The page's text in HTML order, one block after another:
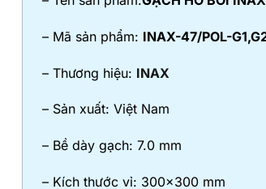
– Mã sản phẩm: INAX-47/POL-
– Thương hiệu: INAX
– Sản xuất: Việt Nam
– Bề dày gạch: 7.0 mm
– Kích thước vỉ: 300×300 mm